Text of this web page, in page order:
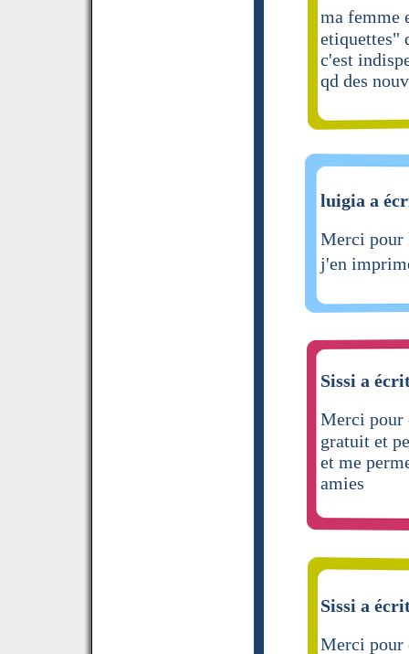
ma femme
etiquettes"
c'est
qd des
luigia a
Merci pour
j'en
Sissi a
Merci pour
gratuit et
et me
amies
Sissi a
Merci pour